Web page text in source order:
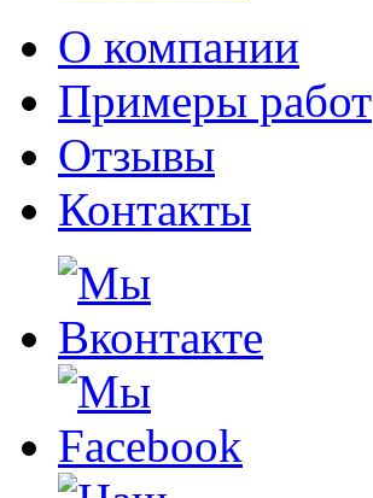
О компании
Примеры работ
Отзывы
Контакты